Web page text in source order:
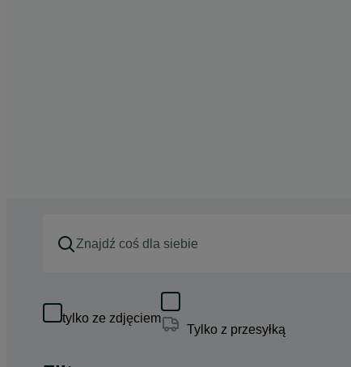
tylko ze zdjęciem
Tylko z przesyłką